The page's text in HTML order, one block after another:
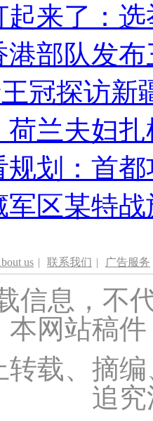
来了：
部队发
冠探访新
荷兰夫妇
划：首
军区某特
us | 联系我们 | 广告服务
信息，不
本网站稿
转载、摘
追